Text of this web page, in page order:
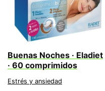
Buenas Noches · Eladiet
· 60 comprimidos
Estrés y ansiedad